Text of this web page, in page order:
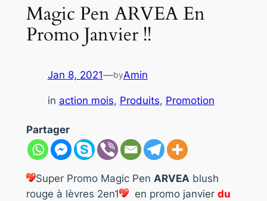
Magic Pen ARVEA En
Promo Janvier !!
Jan 8, 2021—byAmin
in action mois, Produits, Promotion
Partager
Super Promo Magic Pen ARVEAblush
rouge à lèvres 2en1
en promo janvier du